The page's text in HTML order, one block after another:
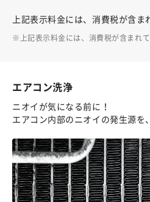
上記表示料金には、消費税が含ま
上記表示料金には、消費税が含まれて
エアコン洗浄
ニオイが気になる前に！
エアコン内部のニオイの発生源を